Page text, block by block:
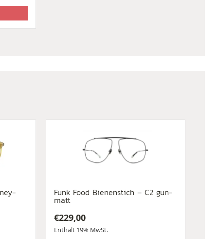
Funk Food Bienenstich – C2 gun-
matt
€229,00
Enthält 19% MwSt.